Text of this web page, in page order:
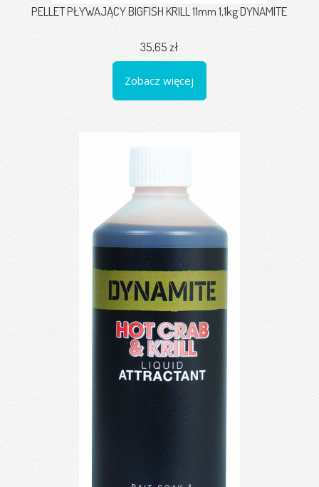
PELLET PŁYWAJĄCY BIGFISH KRILL 11mm 1,1kg DYNAMITE
35,65 zł
Zobacz więcej